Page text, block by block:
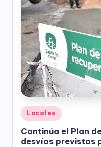
Posted
in
Locales
Continúa el Plan
desvíos previstos